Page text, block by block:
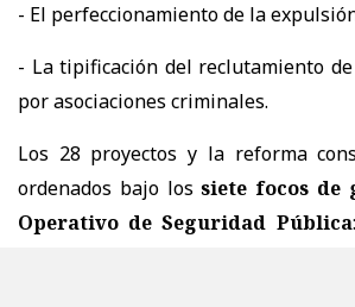
- El perfeccionamiento de la
- La tipificación del reclutamiento
por asociaciones criminales.
Los 28 proyectos y la reforma
ordenados bajo lossiete focos de
Operativo de Seguridad Pública